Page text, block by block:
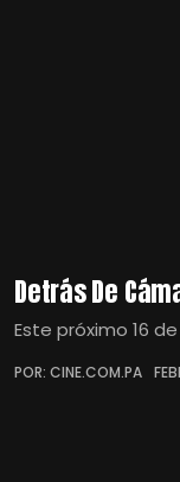
Detrás De
Este próximo 16
POR: CINE.COM.PA